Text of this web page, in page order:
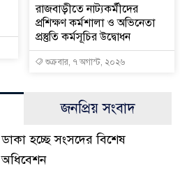
রাজবাড়ীতে নাট্যকর্মীদের
প্রশিক্ষণ কর্মশালা ও অভিনেতা
প্রস্তুতি কর্মসূচির উদ্বোধন
শুক্রবার, ৭ অগাস্ট, ২০২৬
জনপ্রিয় সংবাদ
ডাকা হচ্ছে সংসদের বিশেষ
অধিবেশন